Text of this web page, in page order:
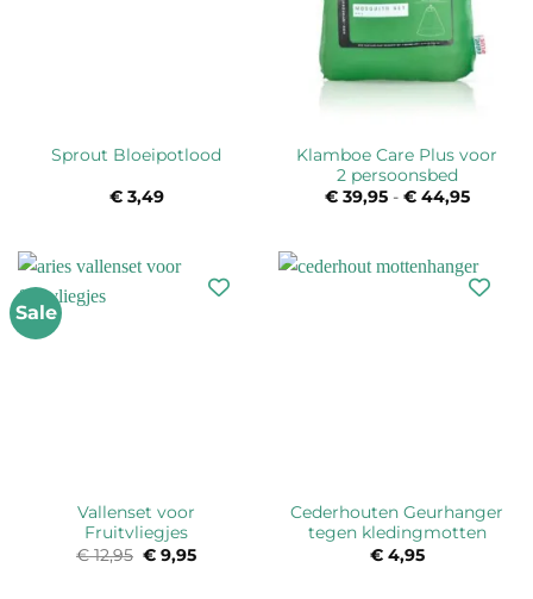
Sprout Bloeipotlood
€3,49
Klamboe Care Plus voor
2 persoonsbed
€39,95 - €44,95
Sale
Vallenset voor
Fruitvliegjes
€12,95 Oorspronkelijke
prijs
€ 9,95
Cederhouten Geurhanger
tegen kledingmotten
€4,95